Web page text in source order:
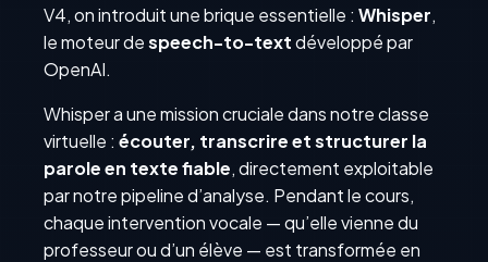
V4, on introduit une brique essentielle : Whisper,
le moteur despeech-to-textdéveloppé par
OpenAI.
Whisper a une mission cruciale dans notre classe
virtuelle : écouter, transcrire et structurer la
parole en texte fiable, directement exploitable
par notre pipeline d’analyse. Pendant le cours,
chaque intervention vocale — qu’elle vienne du
professeur ou d’un élève — est transformée en